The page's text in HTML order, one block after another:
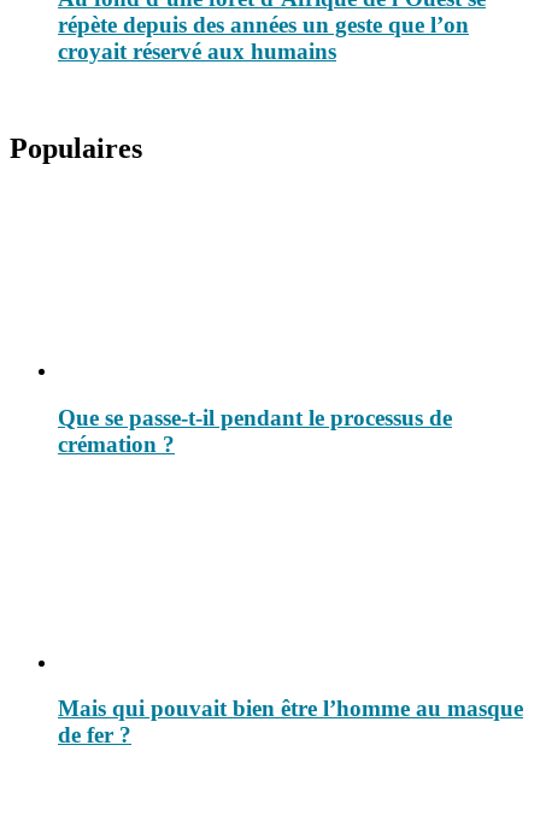
répète depuis des années un geste que l’on
croyait réservé aux humains
Populaires
Que se passe-t-il pendant le processus de
crémation ?
Mais qui pouvait bien être l’homme au masque
de fer ?